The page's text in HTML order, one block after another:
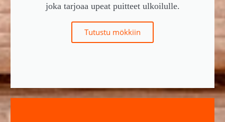
joka tarjoaa upeat puitteet ulkoilulle.
Tutustu mökkiin